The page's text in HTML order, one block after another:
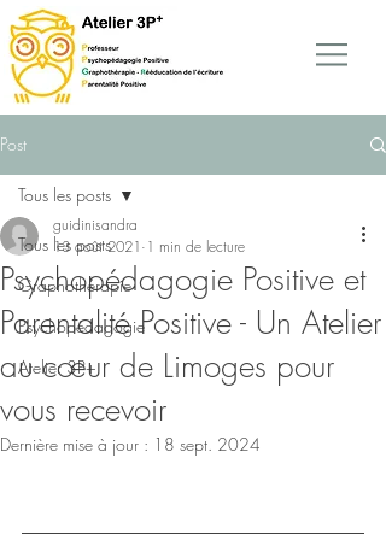
Post
Tous les posts
Graphothérapie
Psychopédagogie
Atelier 3P+
Tous les posts
Psychopédagogie Positive et
Parentalité Positive - Un Atelier
au cœur de Limoges pour
vous recevoir
guidinisandra
13 août 2021 1 min de lecture
Dernière mise à jour : 18 sept. 2024